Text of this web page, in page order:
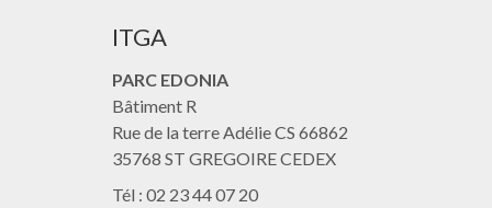
ITGA
PARC EDONIA
Bâtiment R
Rue de la terre Adélie CS 66862
35768 ST GREGOIRE CEDEX
Tél : 02 23 44 07 20